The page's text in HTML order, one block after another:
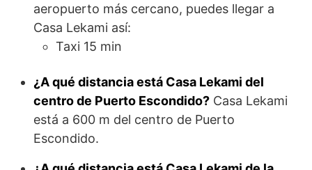
aeropuerto más cercano, puedes llegar a
Casa Lekami así:
Taxi 15 min
¿A qué distancia está Casa Lekami del
centro de Puerto Escondido? Casa Lekami
está a 600 m del centro de Puerto
Escondido.